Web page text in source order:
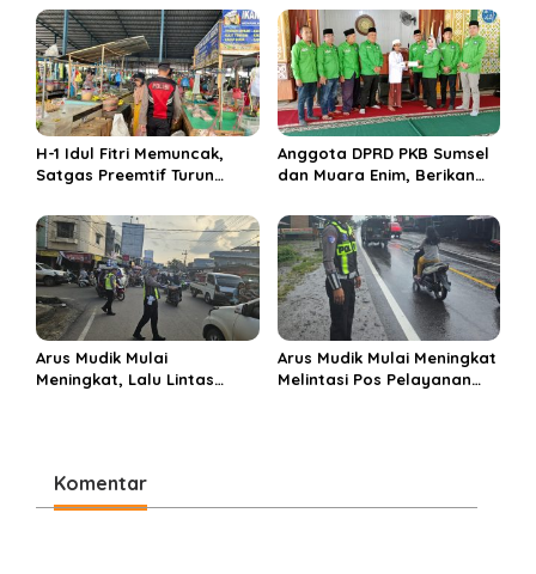
Miftahul Huda Muara Enim
H-1 Idul Fitri Memuncak,
Satgas Preemtif Turun
Perbelanjaan Muara Enim
Anggota DPRD PKB Sumsel
dan Muara Enim, Berikan
di Ponpes Miftahul Huda
Arus Mudik Mulai
Meningkat, Lalu Lintas
Arus Mudik Mulai Meningkat
Melintasi Pos Pelayanan
Komentar